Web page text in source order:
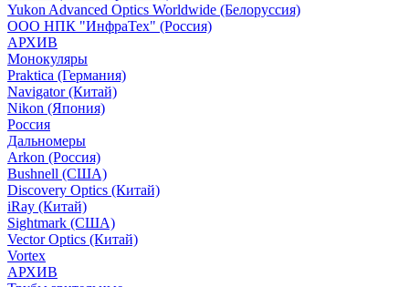
Yukon Advanced Optics Worldwide (Белоруссия)
ООО НПК "ИнфраТех" (Россия)
АРХИВ
Монокуляры
Praktica (Германия)
Navigator (Китай)
Nikon (Япония)
Россия
Дальномеры
Arkon (Россия)
Bushnell (США)
Discovery Optics (Китай)
iRay (Китай)
Sightmark (США)
Vector Optics (Китай)
Vortex
АРХИВ